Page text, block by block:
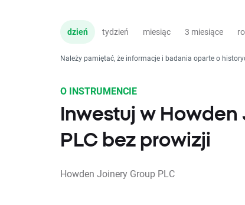
dzień tydzień miesiąc 3 miesiące
Należy pamiętać, że informacje i badania oparte o
O INSTRUMENCIE
Inwestuj w Howden
PLC bez prowizji
Howden Joinery Group PLC